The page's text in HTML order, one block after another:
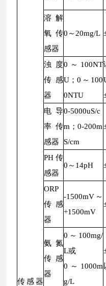
传感器
溶解
氧传
感器
0～20mg/L
浊度
传感
器
0～100NT
U；0～100
0NTU
电导
率传
感器
0-5000uS/c
m；0-200m
S/cm
PH传
感器
0～14pH
ORP
传感
器
-1500mV～
+1500mV
氨氮
传感
器
0～100mg/
L或
0～1000m
g/L